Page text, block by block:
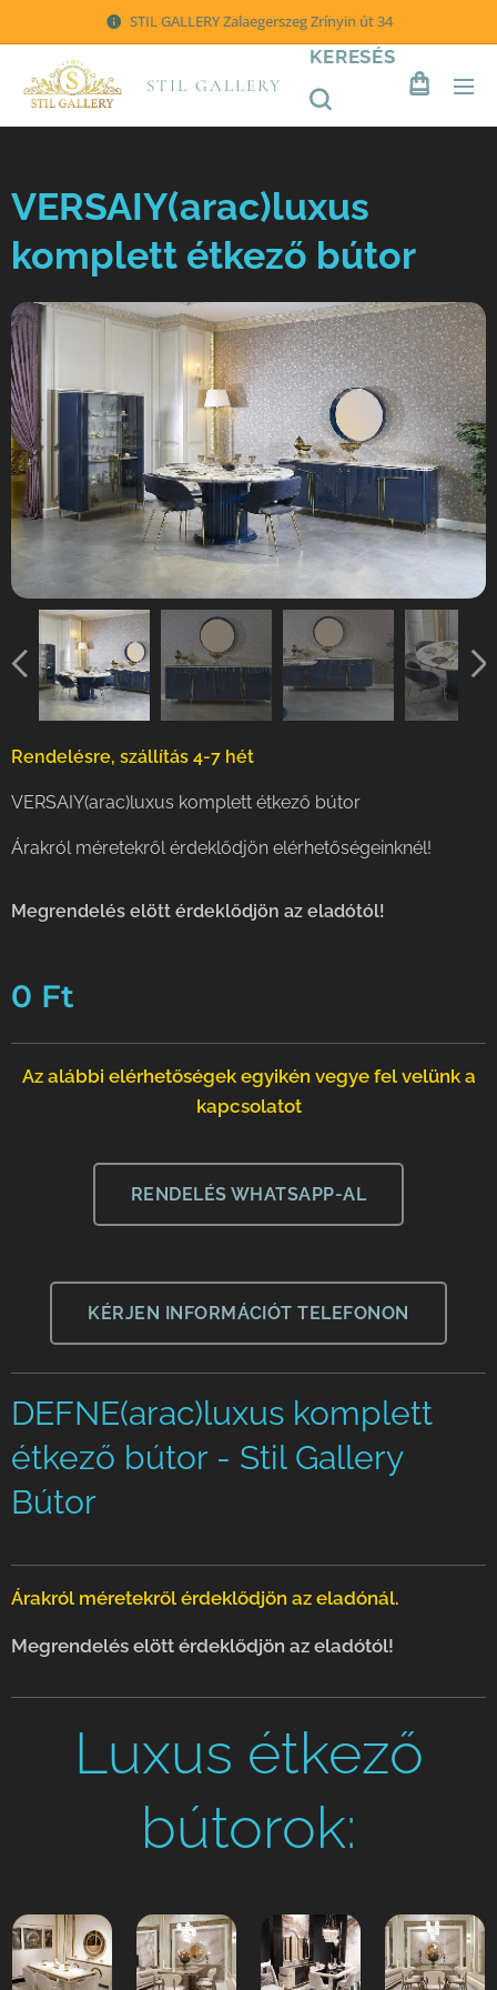
STIL GALLERY Zalaegerszeg Zrínyin út 34
STIL GALLERY
KERESÉS
VERSAIY(arac)luxus
komplett étkező bútor
Rendelésre, szállítás 4-7 hét
VERSAIY(arac)luxus komplett étkező bútor
Árakról méretekről érdeklődjön elérhetőségeinknél!
Megrendelés elött érdeklődjön az eladótól!
0 Ft
Az alábbi elérhetőségek egyikén vegye fel velünk a
kapcsolatot
RENDELÉS WHATSAPP-AL
KÉRJEN INFORMÁCIÓT TELEFONON
DEFNE(arac)luxus komplett
étkező bútor - Stil Gallery
Bútor
Árakról méretekről érdeklődjön az eladónál.
Megrendelés elött érdeklődjön az eladótól!
Luxus étkező
bútorok: